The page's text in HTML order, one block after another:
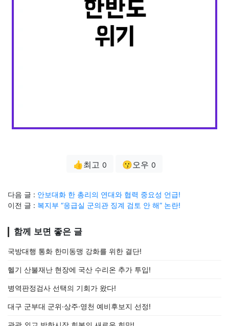
👍최고 0 😗오우 0
다음 글 : 안보대화 한 총리의 연대와 협력 중요성 언급!
이전 글 : 복지부 “응급실 군의관 징계 검토 안 해” 논란!
함께 보면 좋은 글
국방대행 통화 한미동맹 강화를 위한 결단!
헬기 산불재난 현장에 국산 수리온 추가 투입!
병역판정검사 선택의 기회가 왔다!
대구 군부대 군위·상주·영천 예비후보지 선정!